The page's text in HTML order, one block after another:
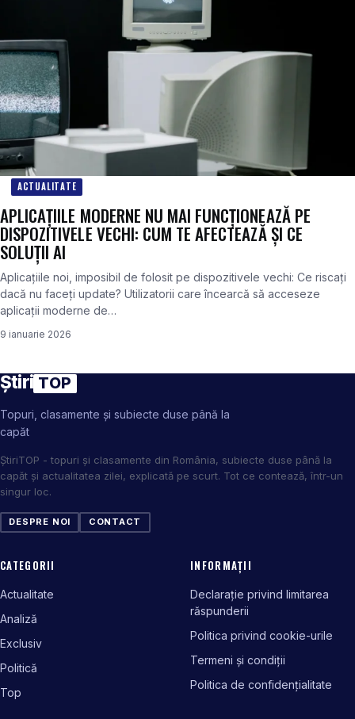
ACTUALITATE
APLICAȚIILE MODERNE NU MAI FUNCȚIONEAZĂ PE
DISPOZITIVELE VECHI: CUM TE AFECTEAZĂ ȘI CE
SOLUȚII AI
Aplicațiile noi, imposibil de folosit pe dispozitivele vechi: Ce riscați
dacă nu faceți update? Utilizatorii care încearcă să acceseze
aplicații moderne de…
9 ianuarie 2026
Știri TOP
Topuri, clasamente și subiecte duse până la
capăt
ȘtiriTOP - topuri și clasamente din România, subiecte duse până la
capăt și actualitatea zilei, explicată pe scurt. Tot ce contează, într-un
singur loc.
DESPRE NOI CONTACT
CATEGORII
Actualitate
Analiză
Exclusiv
Politică
Top
INFORMAȚII
Declarație privind limitarea
răspunderii
Politica privind cookie-urile
Termeni și condiții
Politica de confidențialitate